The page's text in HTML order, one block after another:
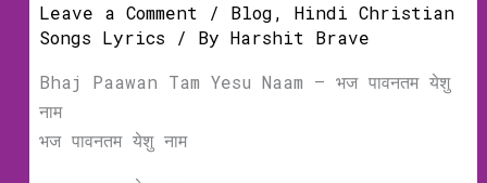
Leave a Comment / Blog, Hindi Christian
Songs Lyrics / By Harshit Brave
Bhaj Paawan Tam Yesu Naam – भज पावनतम येशु
नाम
भज पावनतम येशु नाम